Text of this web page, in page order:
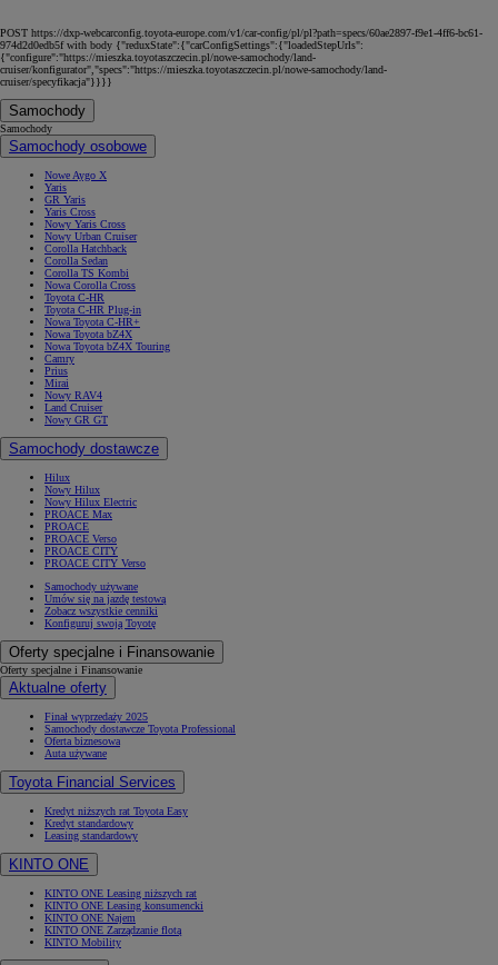
POST https://dxp-webcarconfig.toyota-europe.com/v1/car-config/pl/pl?path=specs/60ae2897-f9e1-4ff6-bc61-
974d2d0edb5f with body {"reduxState":{"carConfigSettings":{"loadedStepUrls":
{"configure":"https://mieszka.toyotaszczecin.pl/nowe-samochody/land-
cruiser/konfigurator","specs":"https://mieszka.toyotaszczecin.pl/nowe-samochody/land-
cruiser/specyfikacja"}}}}
Samochody
Samochody
Samochody osobowe
Nowe Aygo X
Yaris
GR Yaris
Yaris Cross
Nowy Yaris Cross
Nowy Urban Cruiser
Corolla Hatchback
Corolla Sedan
Corolla TS Kombi
Nowa Corolla Cross
Toyota C-HR
Toyota C-HR Plug-in
Nowa Toyota C-HR+
Nowa Toyota bZ4X
Nowa Toyota bZ4X Touring
Camry
Prius
Mirai
Nowy RAV4
Land Cruiser
Nowy GR GT
Samochody dostawcze
Hilux
Nowy Hilux
Nowy Hilux Electric
PROACE Max
PROACE
PROACE Verso
PROACE CITY
PROACE CITY Verso
Samochody używane
Umów się na jazdę testową
Zobacz wszystkie cenniki
Konfiguruj swoją Toyotę
Oferty specjalne i Finansowanie
Oferty specjalne i Finansowanie
Aktualne oferty
Finał wyprzedaży 2025
Samochody dostawcze Toyota Professional
Oferta biznesowa
Auta używane
Toyota Financial Services
Kredyt niższych rat Toyota Easy
Kredyt standardowy
Leasing standardowy
KINTO ONE
KINTO ONE Leasing niższych rat
KINTO ONE Leasing konsumencki
KINTO ONE Najem
KINTO ONE Zarządzanie flotą
KINTO Mobility